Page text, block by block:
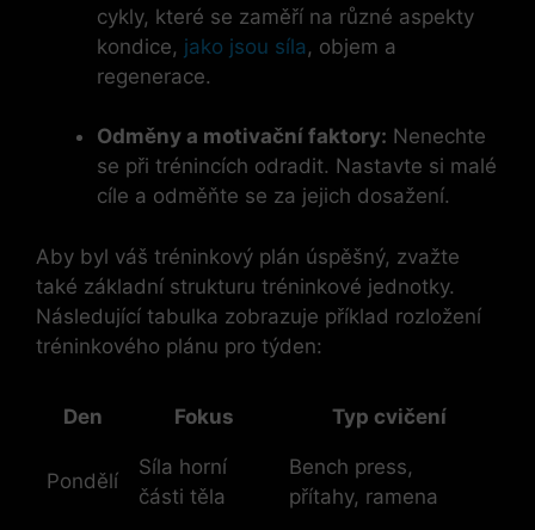
cykly, které se zaměří na různé aspekty
kondice, jako jsou síla , objem a
regenerace.
Odměny a motivační faktory: Nenechte
se při trénincích odradit. Nastavte si malé
cíle a odměňte se za jejich dosažení.
Aby byl váš tréninkový plán úspěšný, zvažte
také základní strukturu tréninkové jednotky.
Následující tabulka zobrazuje příklad rozložení
tréninkového plánu pro týden:
Den Fokus Typ cvičení
Pondělí
Síla horní
části těla
Bench press,
přítahy, ramena